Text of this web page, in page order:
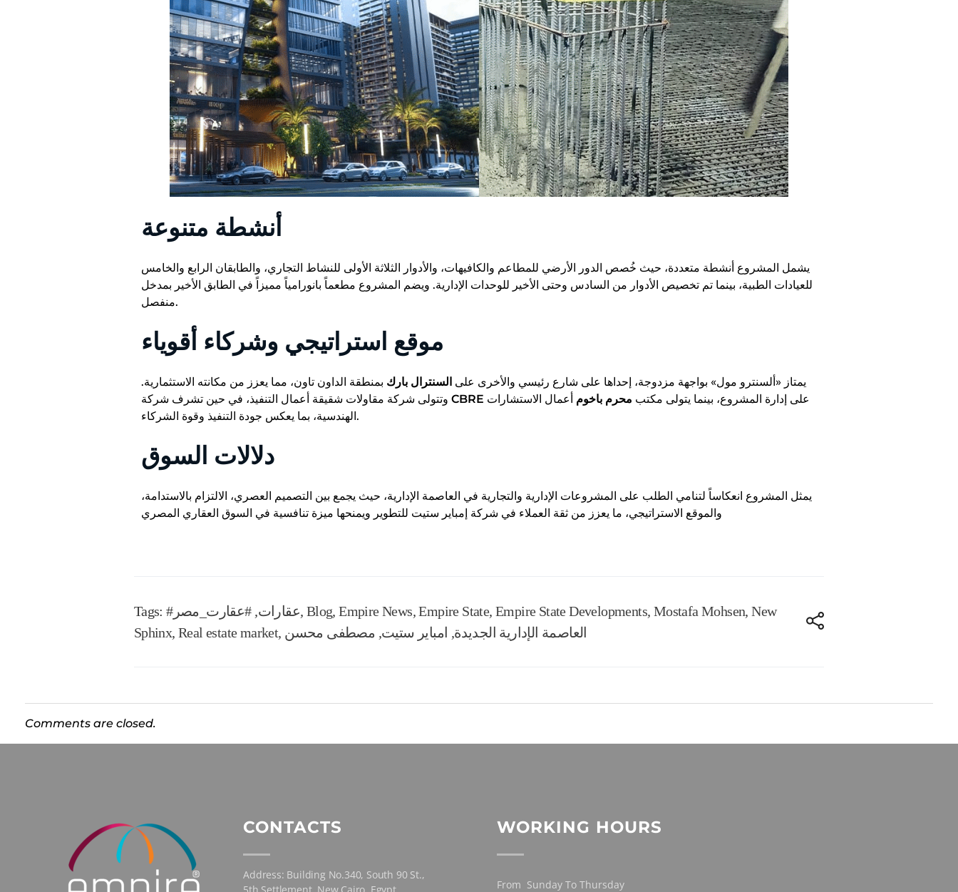
أنشطة متنوعة
يشمل المشروع أنشطة متعددة، حيث خُصص الدور الأرضي للمطاعم والكافيهات، والأدوار الثلاثة الأولى للنشاط التجاري، والطابقان الرابع والخامس
للعيادات الطبية، بينما تم تخصيص الأدوار من السادس وحتى الأخير للوحدات الإدارية. ويضم المشروع مطعماً بانورامياً مميزاً في الطابق الأخير بمدخل
منفصل.
موقع استراتيجي وشركاء أقوياء
يمتاز «ألسنترو مول» بواجهة مزدوجة، إحداها على شارع رئيسي والأخرى علىالسنترال بارك بمنطقة الداون تاون، مما يعزز من مكانته الاستثمارية.
CBRE على إدارة المشروع، بينما يتولى مكتب محرم باخوم أعمال الاستشارات
الهندسية، بما يعكس جودة التنفيذ وقوة الشركاء.
دلالات السوق
يمثل المشروع انعكاساً لتنامي الطلب على المشروعات الإدارية والتجارية في العاصمة الإدارية، حيث يجمع بين التصميم العصري، الالتزام بالاستدامة،
والموقع الاستراتيجي، ما يعزز من ثقة العملاء في شركة إمباير ستيت للتطوير ويمنحها ميزة تنافسية في السوق العقاري المصري
Tags: #عقارات,#عقارت_مصر , Blog,Empire News,Empire State, Empire State Developments, Mostafa Mohsen,New
Sphinx,Real estate market, العاصمة الإدارية الجديدة, امباير ستيت, مصطفى محسن
Comments are closed.
CONTACTS
Address: Building No.340, South 90 St.,
WORKING HOURS
From Sunday To Thursday